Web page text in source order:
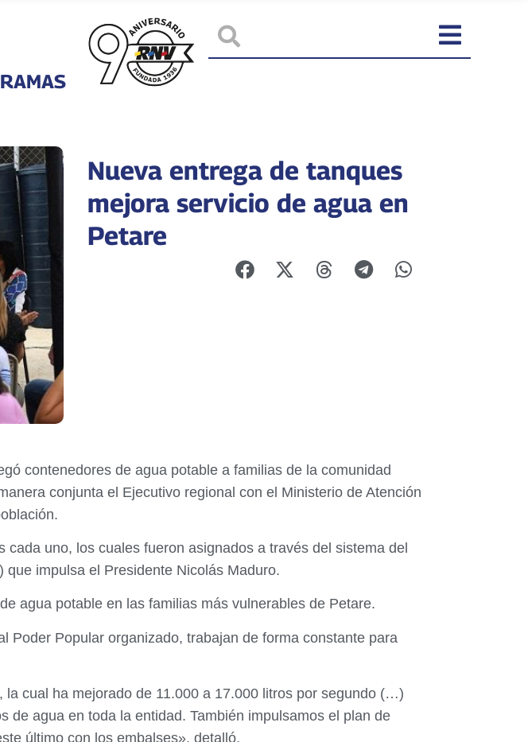
Nueva entrega de tanques
mejora servicio de agua en
Petare
contenedores de agua potable a familias de la comunidad
conjunta el Ejecutivo regional con el Ministerio de Atención
uno, los cuales fueron asignados a través del sistema del
impulsa el Presidente Nicolás Maduro.
agua potable en las familias más vulnerables de Petare.
Poder Popular organizado, trabajan de forma constante para
cual ha mejorado de 11.000 a 17.000 litros por segundo (…)
de agua en toda la entidad. También impulsamos el plan de
último con los embalses», detalló.